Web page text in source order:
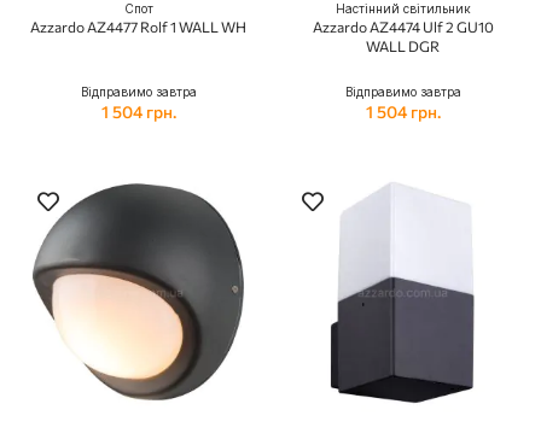
Спот
Azzardo AZ4477 Rolf 1 WALL WH
Відправимо завтра
1 504 грн.
Настінний світильник
Azzardo AZ4474 Ulf 2 GU10
WALL DGR
Відправимо завтра
1 504 грн.